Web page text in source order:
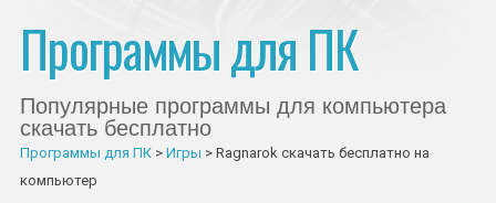
Программы для ПК
Популярные программы для компьютера
скачать бесплатно
Программы для ПК> Игры > Ragnarok скачать бесплатно на
компьютер